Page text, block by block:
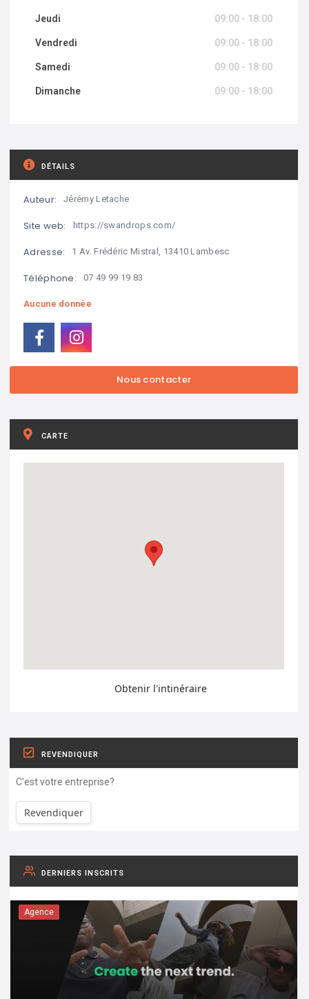
Jeudi 09:00 - 18:00
Vendredi 09:00 - 18:00
Samedi 09:00 - 18:00
Dimanche 09:00 - 18:00
DÉTAILS
Auteur: Jérémy Letache
Site web: https://swandrops.com/
Adresse: 1 Av. Frédéric Mistral, 13410 Lambesc
Téléphone: 07 49 99 19 83
Aucune donnée
CARTE
Obtenir l'intinéraire
REVENDIQUER
C'est votre entreprise?
Revendiquer
DERNIERS INSCRITS
Agence